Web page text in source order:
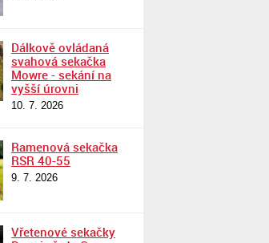
Dálkově ovládaná
svahová sekačka
Mowre - sekání na
vyšší úrovni
10. 7. 2026
Ramenová sekačka
RSR 40-55
9. 7. 2026
Vřetenové sekačky